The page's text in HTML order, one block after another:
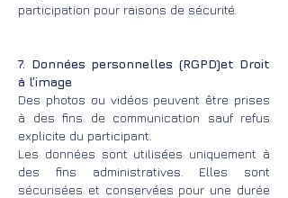
participation pour raisons de sécurité.
7. Données personnelles (RGPD)et Droit
à l’image
Des photos ou vidéos peuvent être prises
à des fins de communication sauf refus
explicite du participant.
Les données sont utilisées uniquement à
des fins administratives. Elles sont
sécurisées et conservées pour une durée